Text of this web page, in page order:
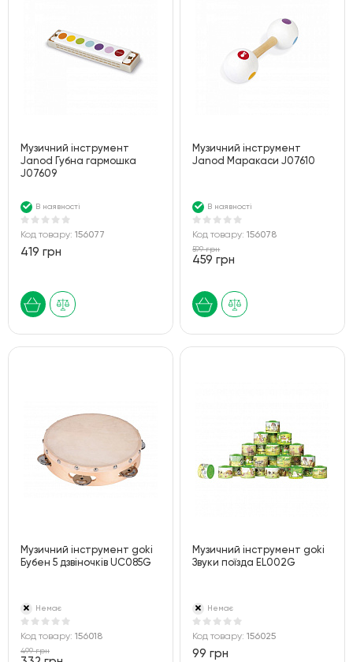
Музичний інструмент
Janod Губна гармошка
J07609
В наявності
Код товару: 156077
419 грн
Музичний інструмент
Janod Маракаси J07610
В наявності
Код товару:156078
599 грн
459 грн
Музичний інструмент goki
Бубен 5 дзвіночків UC085G
Немає
Код товару: 156018
499 грн
Музичний інструмент goki
Звуки поїзда EL002G
Немає
Код товару:156025
99 грн